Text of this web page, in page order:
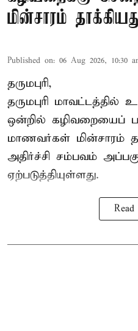
மின்சாரம்
Published on: 06 Aug 2026, 10:30
தருமபுரி,
தருமபுரி மாவட்டத்தில்
ஒன்றில் கழிவறையைப்
மாணவர்கள் மின்சாரம்
அதிர்ச்சி சம்பவம்
ஏற்படுத்தியுள்ளது.